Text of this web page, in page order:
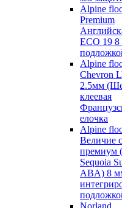
Alpine
Premium
ECO 19
Alpine
Chevron
2.5мм
клеевая
елочка
Alpine
Величие
премиум
Sequoia
ABA) 8
Norland